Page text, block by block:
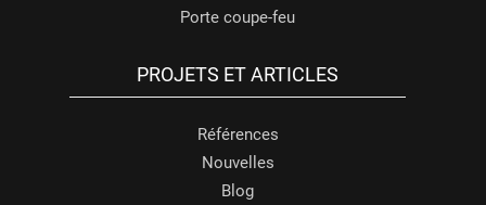
Porte coupe-feu
PROJETS ET ARTICLES
Références
Nouvelles
Blog